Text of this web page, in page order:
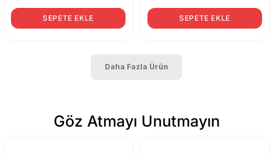
SEPETE EKLE SEPETE EKLE
Daha Fazla Ürün
Göz Atmayı Unutmayın